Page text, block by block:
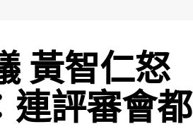
黃智仁怒
連評審會都